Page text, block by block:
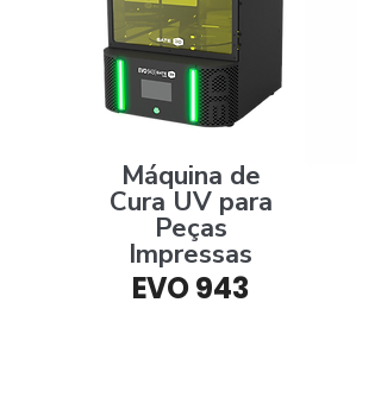
Máquina de
Cura UV para
Peças
Impressas
EVO 943